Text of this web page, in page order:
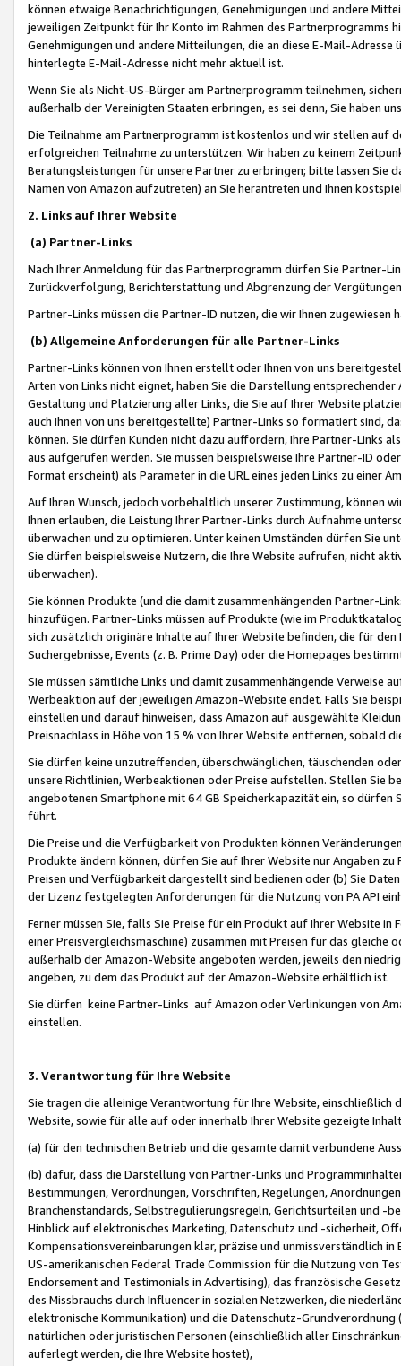
können etwaige Benachrichtigungen, Genehmigungen und andere
jeweiligen Zeitpunkt für Ihr Konto im Rahmen des Partnerprogramms
Genehmigungen und andere Mitteilungen, die an diese E-Mail-
hinterlegte E-Mail-Adresse nicht mehr aktuell ist.
Wenn Sie als Nicht-US-Bürger am Partnerprogramm teilnehmen,
außerhalb der Vereinigten Staaten erbringen, es sei denn, Sie haben
Die Teilnahme am Partnerprogramm ist kostenlos und wir stellen auf
erfolgreichen Teilnahme zu unterstützen. Wir haben zu keinem
Beratungsleistungen für unsere Partner zu erbringen; bitte lassen Sie
Namen von Amazon aufzutreten) an Sie herantreten und Ihnen
2. Links auf Ihrer Website
(a) Partner-Links
Nach Ihrer Anmeldung für das Partnerprogramm dürfen Sie Partner-
Zurückverfolgung, Berichterstattung und Abgrenzung der
Partner-Links müssen die Partner-ID nutzen, die wir Ihnen zugewiesen
(b) Allgemeine Anforderungen für alle Partner-Links
Partner-Links können von Ihnen erstellt oder Ihnen von uns
Arten von Links nicht eignet, haben Sie die Darstellung
Gestaltung und Platzierung aller Links, die Sie auf Ihrer Website
auch Ihnen von uns bereitgestellte) Partner-Links so formatiert sind,
können. Sie dürfen Kunden nicht dazu auffordern, Ihre Partner-Links
aus aufgerufen werden. Sie müssen beispielsweise Ihre Partner-ID
Format erscheint) als Parameter in die URL eines jeden Links zu einer
Auf Ihren Wunsch, jedoch vorbehaltlich unserer Zustimmung, können
Ihnen erlauben, die Leistung Ihrer Partner-Links durch Aufnahme
überwachen und zu optimieren. Unter keinen Umständen dürfen Sie
Sie dürfen beispielsweise Nutzern, die Ihre Website aufrufen, nicht
überwachen).
Sie können Produkte (und die damit zusammenhängenden Partner-
hinzufügen. Partner-Links müssen auf Produkte (wie im
sich zusätzlich originäre Inhalte auf Ihrer Website befinden, die für
Suchergebnisse, Events (z. B. Prime Day) oder die Homepages
Sie müssen sämtliche Links und damit zusammenhängende
Werbeaktion auf der jeweiligen Amazon-Website endet. Falls Sie
einstellen und darauf hinweisen, dass Amazon auf ausgewählte
Preisnachlass in Höhe von 15 % von Ihrer Website entfernen, sobald
Sie dürfen keine unzutreffenden, überschwänglichen, täuschenden
unsere Richtlinien, Werbeaktionen oder Preise aufstellen. Stellen Sie
angebotenen Smartphone mit 64 GB Speicherkapazität ein, so dürfen
führt.
Die Preise und die Verfügbarkeit von Produkten können
Produkte ändern können, dürfen Sie auf Ihrer Website nur Angaben
Preisen und Verfügbarkeit dargestellt sind bedienen oder (b) Sie
der Lizenz festgelegten Anforderungen für die Nutzung von PA API
Ferner müssen Sie, falls Sie Preise für ein Produkt auf Ihrer Website
einer Preisvergleichsmaschine) zusammen mit Preisen für das
außerhalb der Amazon-Website angeboten werden, jeweils den
angeben, zu dem das Produkt auf der Amazon-Website erhältlich ist.
Sie dürfen keine Partner-Links auf Amazon oder Verlinkungen von
einstellen.
3. Verantwortung für Ihre Website
Sie tragen die alleinige Verantwortung für Ihre Website,
Website, sowie für alle auf oder innerhalb Ihrer Website gezeigte
(a) für den technischen Betrieb und die gesamte damit verbundene
(b) dafür, dass die Darstellung von Partner-Links und
Bestimmungen, Verordnungen, Vorschriften, Regelungen,
Branchenstandards, Selbstregulierungsregeln, Gerichtsurteilen und -
Hinblick auf elektronisches Marketing, Datenschutz und -sicherheit,
Kompensationsvereinbarungen klar, präzise und unmissverständlich
US-amerikanischen Federal Trade Commission für die Nutzung von
Endorsement and Testimonials in Advertising), das französische
des Missbrauchs durch Influencer in sozialen Netzwerken, die
elektronische Kommunikation) und die Datenschutz-
natürlichen oder juristischen Personen (einschließlich aller
auferlegt werden, die Ihre Website hostet),